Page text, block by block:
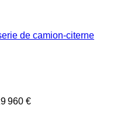
de camion-citerne
960 €